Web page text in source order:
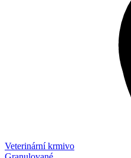
Veterinární krmivo